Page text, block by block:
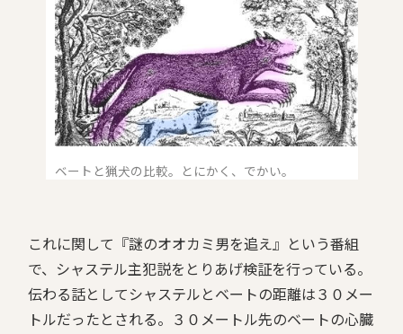
ベートと猟犬の比較。とにかく、でかい。
これに関して『謎のオオカミ男を追え』という番組
で、シャステル主犯説をとりあげ検証を行っている。
伝わる話としてシャステルとベートの距離は３０メー
トルだったとされる。３０メートル先のベートの心臓